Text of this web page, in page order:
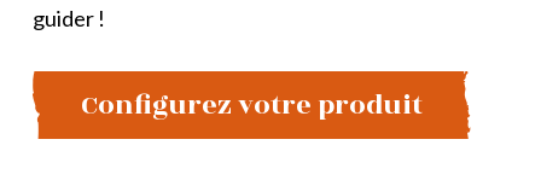
guider !
Configurez votre produit